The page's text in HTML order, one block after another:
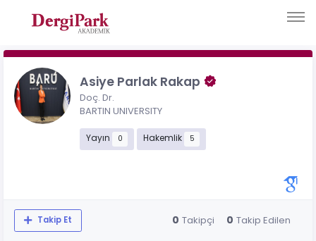
Asiye Parlak Rakap
Doç. Dr.
BARTIN UNIVERSITY
Yayın 0 Hakemlik 5
Takip Et 0 Takipçi 0 Takip Edilen